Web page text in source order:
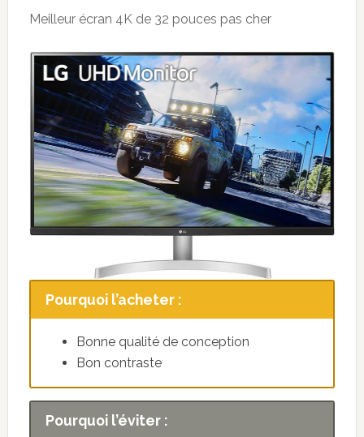
Meilleur écran 4K de 32 pouces pas cher
Pourquoi l’acheter :
Bonne qualité de conception
Bon contraste
Pourquoi l’éviter :